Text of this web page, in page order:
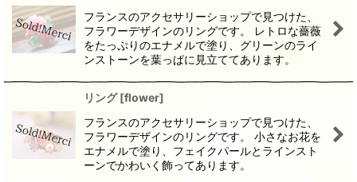
フランスのアクセサリーショップで見つけた、
フラワーデザインのリングです。 レトロな薔薇
をたっぷりのエナメルで塗り、グリーンのライ
ンストーンを葉っぱに見立ててあります。
リング [flower]
フランスのアクセサリーショップで見つけた、
フラワーデザインのリングです。 小さなお花を
エナメルで塗り、フェイクパールとラインスト
ーンでかわいく飾ってあります。